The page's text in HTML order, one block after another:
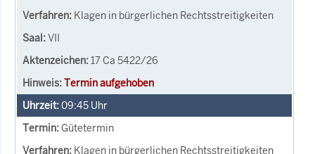
Klagen in bürgerlichen Rechtsstreitigkeiten
VII
17 Ca 5422/26
Termin aufgehoben
09:45 Uhr
Gütetermin
Klagen in bürgerlichen Rechtsstreitigkeiten